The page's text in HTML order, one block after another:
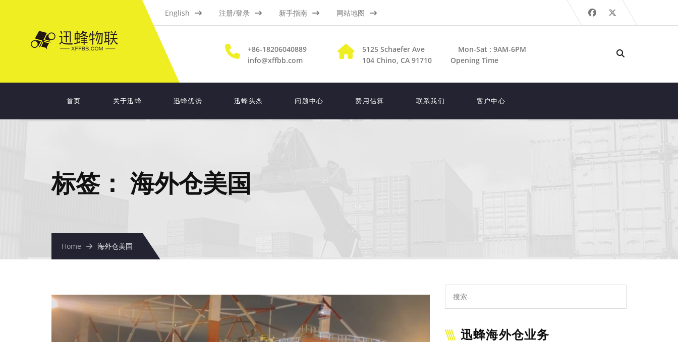
English 注册/登录 新手指南 网站地图
+86-18206040889
info@xffbb.com
5125 Schaefer Ave
104 Chino, CA 91710
Mon-Sat : 9AM-6PM
Opening Time
首页 关于迅蜂 迅蜂优势 迅蜂头条 问题中心 费用估算 联系我们 客户中心
标签： 海外仓美国
Home 海外仓美国
迅蜂海外仓业务